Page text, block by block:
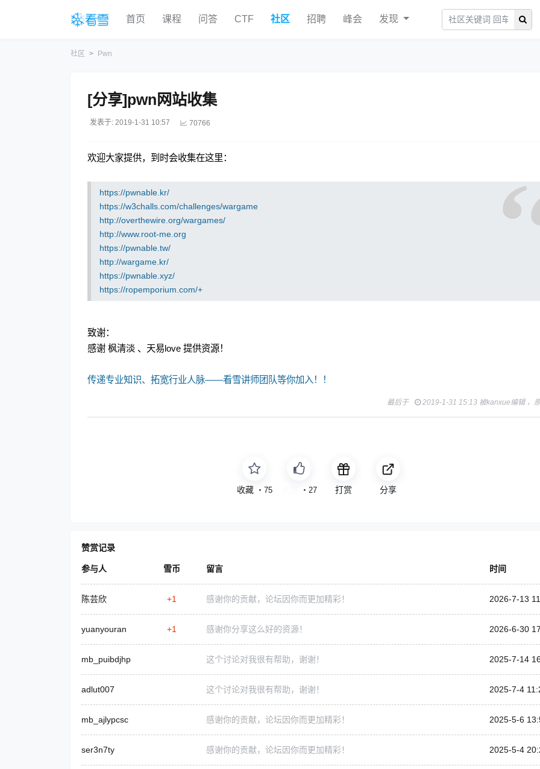
首页 课程 问答 CTF 社区 招聘 峰会 发现
社区 Pwn
[分享]pwn网站收集
发表于: 2019-1-31 10:57 70766
欢迎大家提供，到时会收集在这里：
https://pwnable.kr/
https://w3challs.com/challenges/wargame
http://overthewire.org/wargames/
http://www.root-me.org
https://pwnable.tw/
http://wargame.kr/
https://pwnable.xyz/
https://ropemporium.com/+
致谢：
感谢 枫清淡 、天易love 提供资源！
传递专业知识、拓宽行业人脉——看雪讲师团队等你加入！！
最后于 2019-1-31 15:13 被kanxue编辑 ，原
收藏 ・ 75 ・ 27 打赏 分享
赞赏记录
参与人 雪币 留言 时间
陈芸欣 +1 感谢你的贡献，论坛因你而更加精彩！ 2026-7-13
yuanyouran +1 感谢你分享这么好的资源！ 2026-6-30
mb_puibdjhp 这个讨论对我很有帮助，谢谢！ 2025-7-14
adlut007 这个讨论对我很有帮助，谢谢！ 2025-7-4
mb_ajlypcsc 感谢你的贡献，论坛因你而更加精彩！ 2025-5-6
ser3n7ty 感谢你的贡献，论坛因你而更加精彩！ 2025-5-4